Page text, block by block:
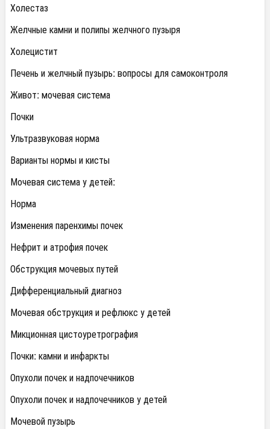
Холестаз
Желчные камни и полипы желчного пузыря
Холецистит
Печень и желчный пузырь: вопросы для самоконтроля
Живот: мочевая система
Почки
Ультразвуковая норма
Варианты нормы и кисты
Мочевая система у детей:
Норма
Изменения паренхимы почек
Нефрит и атрофия почек
Обструкция мочевых путей
Дифференциальный диагноз
Мочевая обструкция и рефлюкс у детей
Микционная цистоуретрография
Почки: камни и инфаркты
Опухоли почек и надпочечников
Опухоли почек и надпочечников у детей
Мочевой пузырь